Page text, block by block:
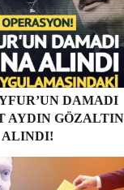
DAMADI
AYDIN
ALINDI!